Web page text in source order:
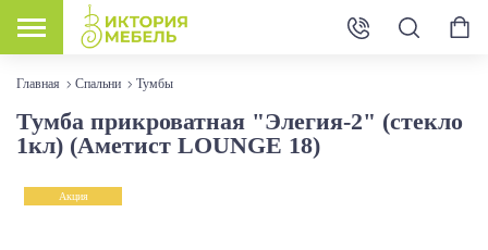
Главная Спальни Тумбы
Тумба прикроватная "Элегия-2" (стекло
1кл) (Аметист LOUNGE 18)
Акция